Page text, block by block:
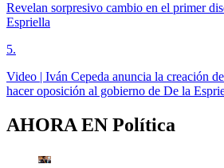
Revelan sorpresivo cambio en el primer
Espriella
5.
Video | Iván Cepeda anuncia la creación
hacer oposición al gobierno de De la
AHORA EN Política